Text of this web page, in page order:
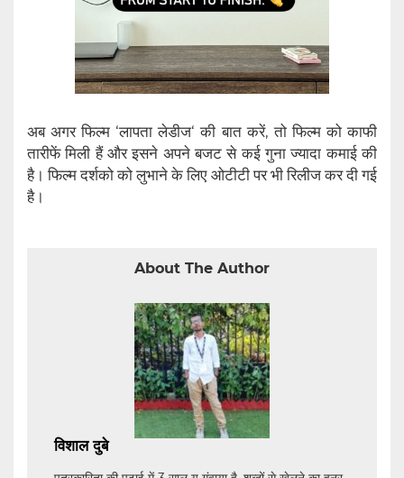
अब अगर फिल्म ‘लापता लेडीज‘ की बात करें, तो फिल्म को काफी
तारीफें मिली हैं और इसने अपने बजट से कई गुना ज्यादा कमाई की
है। फिल्म दर्शको को लुभाने के लिए ओटीटी पर भी रिलीज कर दी गई
है।
About The Author
विशाल दुबे